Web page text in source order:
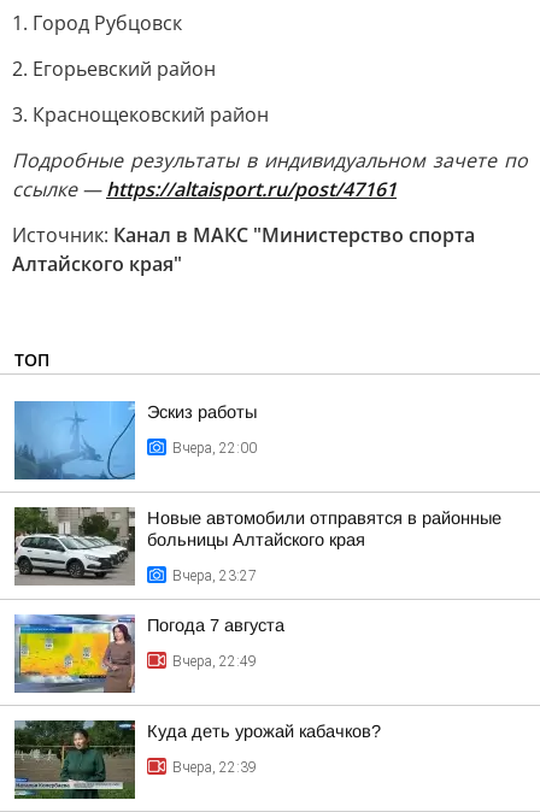
1. Город Рубцовск
2. Егорьевский район
3. Краснощековский район
Подробные результаты в индивидуальном зачете по
ссылке —https://altaisport.ru/post/47161
Источник: Канал в МАКС "Министерство спорта
Алтайского края"
ТОП
Эскиз работы
Вчера, 22:00
Новые автомобили отправятся в районные
больницы Алтайского края
Вчера, 23:27
Погода 7 августа
Вчера, 22:49
Куда деть урожай кабачков?
Вчера, 22:39